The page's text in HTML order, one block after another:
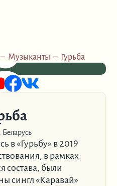
– Музыканты – Гурьба
в «Гурьбу» в 2019
в рамках
состава, были
сингл «Каравай»